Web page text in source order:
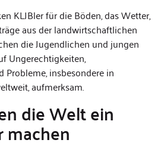
KLJBler für die Böden, das Wetter,
aus der landwirtschaftlichen
die Jugendlichen und jungen
Ungerechtigkeiten,
Probleme, insbesondere in
aufmerksam.
die Welt ein
machen